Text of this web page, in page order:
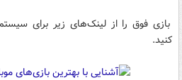
بازی‌ فوق را از لینک‌های زیر برای سیستم
کنید.